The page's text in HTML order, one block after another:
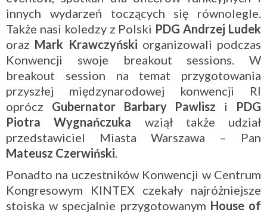
innych wydarzeń toczących się równolegle.
Także nasi koledzy z Polski PDG Andrzej Ludek
oraz Mark Krawczyński organizowali podczas
Konwencji swoje breakout sessions. W
breakout session na temat przygotowania
przyszłej międzynarodowej konwencji RI
oprócz Gubernator Barbary Pawlisz i PDG
Piotra Wygnańczuka wziął także udział
przedstawiciel Miasta Warszawa – Pan
Mateusz Czerwiński
Ponadto na uczestników Konwencji w Centrum
Kongresowym KINTEX czekały najróżniejsze
stoiska w specjalnie przygotowanym House of